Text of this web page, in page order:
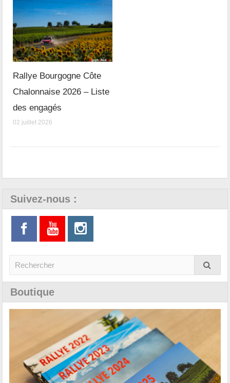
Rallye Bourgogne Côte
Chalonnaise 2026 – Liste
des engagés
02 juillet 2026
Suivez-nous :
Boutique